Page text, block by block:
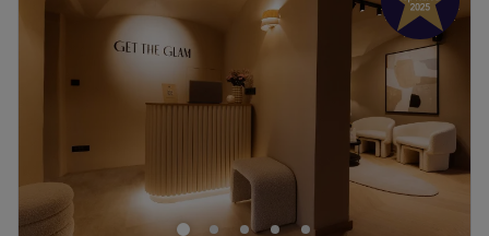
Donnerstag
08:30–20:00
20:00
Geschlossen
Sonntag
Geschlossen
Willkommen in der Luxus-Oase für Schönheit und
Wohlbefinden im Herzen Wiens
Bei Huda Beauty Line erwartet dich weit mehr als